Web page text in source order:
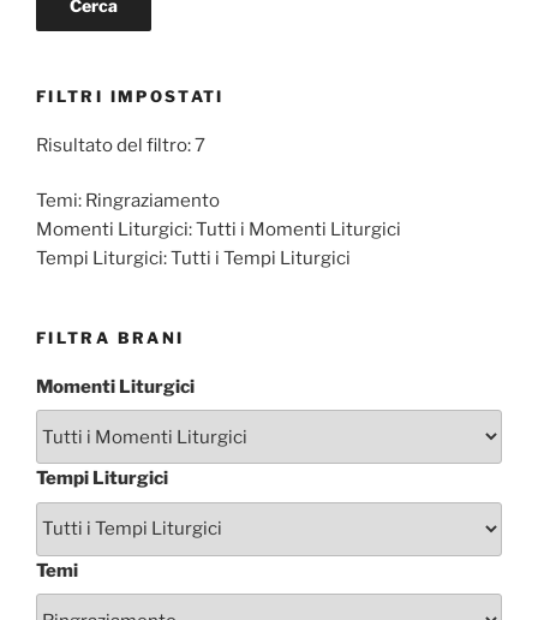
FILTRI IMPOSTATI
Risultato del filtro: 7
Temi: Ringraziamento
Momenti Liturgici:Tutti i Momenti Liturgici
Tempi Liturgici:Tutti i Tempi Liturgici
FILTRA BRANI
Momenti Liturgici
Tempi Liturgici
Temi